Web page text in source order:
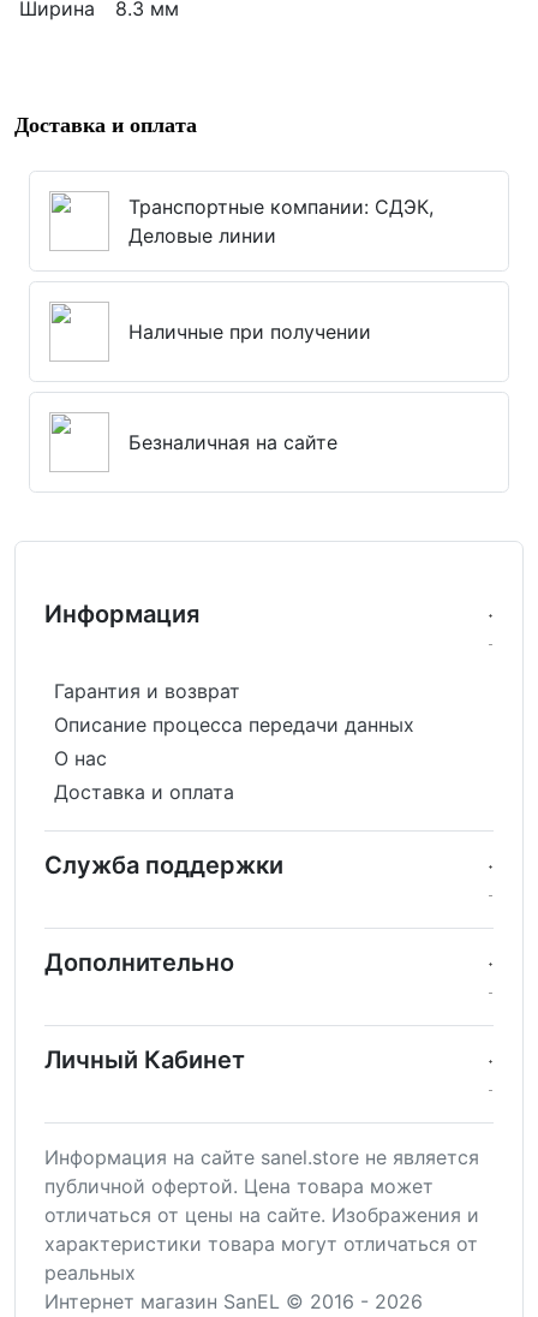
Ширина
8.3 мм
Доставка и оплата
Транспортные компании: СДЭК,
Деловые линии
Наличные при получении
Безналичная на сайте
Информация
Гарантия и возврат
Описание процесса передачи данных
О нас
Доставка и оплата
Служба поддержки
Дополнительно
Личный Кабинет
Информация на сайте sanel.store не является
публичной офертой. Цена товара может
отличаться от цены на сайте. Изображения и
характеристики товара могут отличаться от
реальных
Интернет магазин SanEL © 2016 - 2026